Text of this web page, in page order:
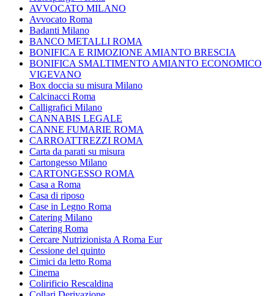
AVVOCATO MILANO
Avvocato Roma
Badanti Milano
BANCO METALLI ROMA
BONIFICA E RIMOZIONE AMIANTO BRESCIA
BONIFICA SMALTIMENTO AMIANTO ECONOMICO
VIGEVANO
Box doccia su misura Milano
Calcinacci Roma
Calligrafici Milano
CANNABIS LEGALE
CANNE FUMARIE ROMA
CARROATTREZZI ROMA
Carta da parati su misura
Cartongesso Milano
CARTONGESSO ROMA
Casa a Roma
Casa di riposo
Case in Legno Roma
Catering Milano
Catering Roma
Cercare Nutrizionista A Roma Eur
Cessione del quinto
Cimici da letto Roma
Cinema
Colirificio Rescaldina